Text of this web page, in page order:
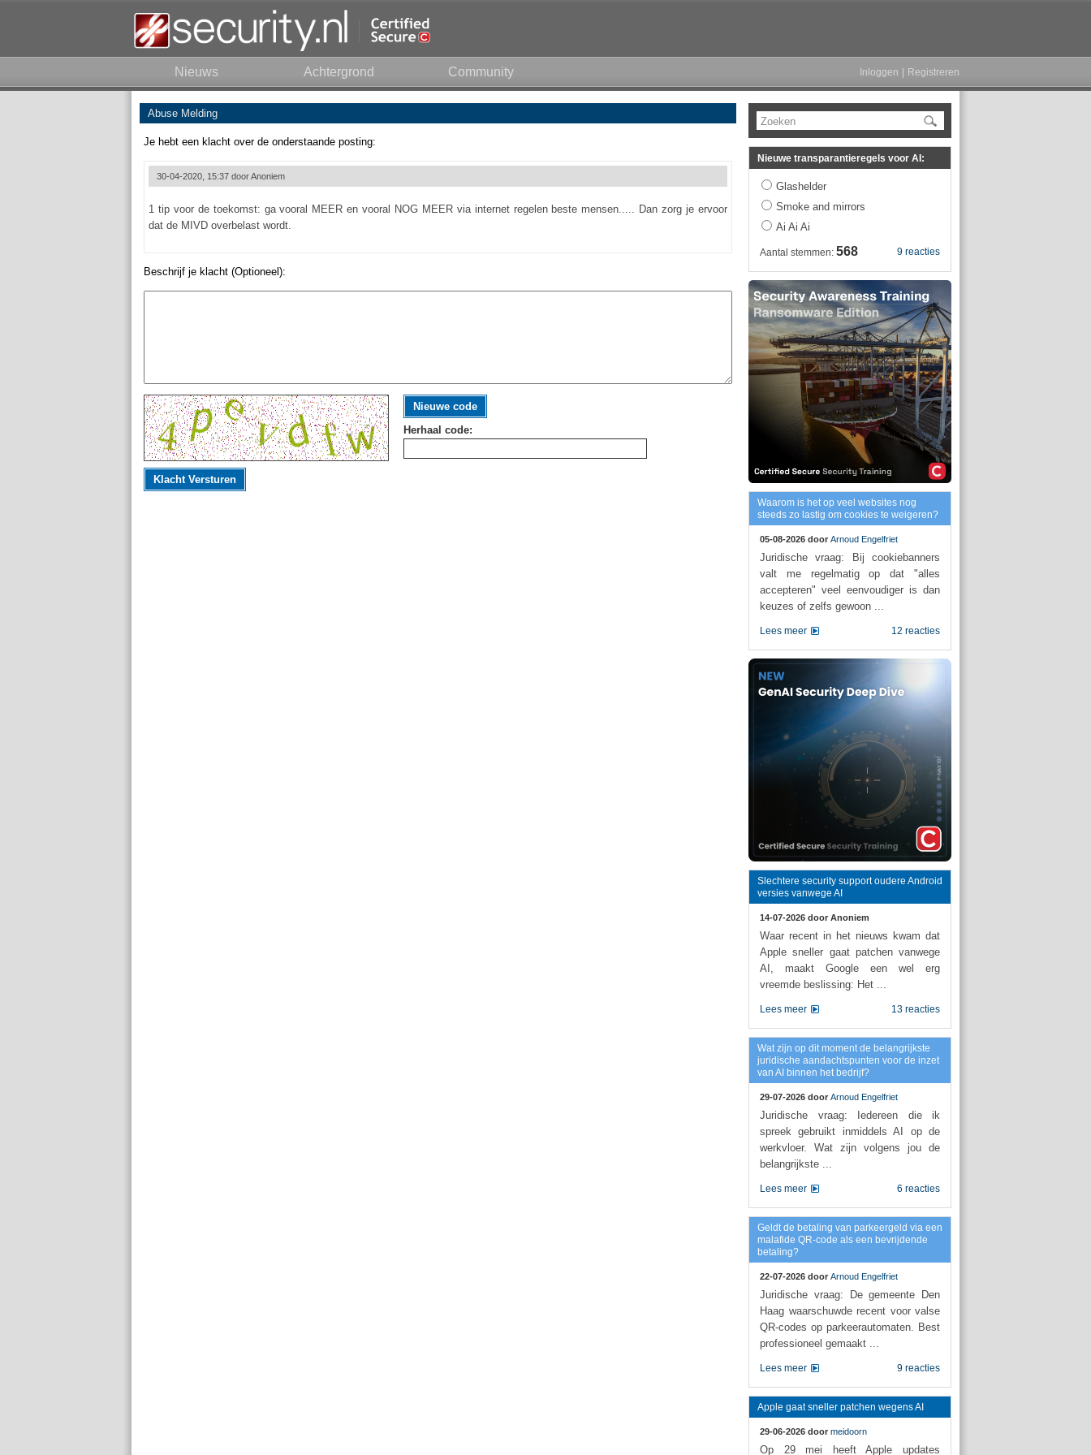
Nieuws Achtergrond Community Inloggen Registreren
Abuse Melding
Je hebt een klacht over de onderstaande posting:
30-04-2020, 15:37 doorAnoniem
1 tip voor de toekomst: ga vooral MEER en vooral NOG MEER via internet regelen beste mensen..... Dan zorg je ervoor
dat de MIVD overbelast wordt.
Beschrijf je klacht (Optioneel):
Nieuwe code
Herhaal code:
Klacht Versturen
Zoeken
Nieuwe transparantieregels voor AI:
Glashelder
Smoke and mirrors
Ai Ai Ai
9 reacties
Aantal stemmen: 568
Waarom is het op veel websites nog
steeds zo lastig om cookies te weigeren?
05-08-2026 door Arnoud Engelfriet
Juridische vraag: Bij cookiebanners
valt me regelmatig op dat "alles
accepteren" veel eenvoudiger is dan
keuzes of zelfs gewoon ...
12 reacties
Lees meer
Slechtere security support oudere Android
versies vanwege AI
14-07-2026 door Anoniem
Waar recent in het nieuws kwam dat
Apple sneller gaat patchen vanwege
AI, maakt Google een wel erg
vreemde beslissing: Het ...
13 reacties
Lees meer
Wat zijn op dit moment de belangrijkste
juridische aandachtspunten voor de inzet
van AI binnen het bedrijf?
29-07-2026 door Arnoud Engelfriet
Juridische vraag: Iedereen die ik
spreek gebruikt inmiddels AI op de
werkvloer. Wat zijn volgens jou de
belangrijkste ...
6 reacties
Lees meer
Geldt de betaling van parkeergeld via een
malafide QR-code als een bevrijdende
betaling?
22-07-2026 door Arnoud Engelfriet
Juridische vraag: De gemeente Den
Haag waarschuwde recent voor valse
QR-codes op parkeerautomaten. Best
professioneel gemaakt ...
9 reacties
Lees meer
Apple gaat sneller patchen wegens AI
29-06-2026 door meidoorn
Op 29 mei heeft Apple updates